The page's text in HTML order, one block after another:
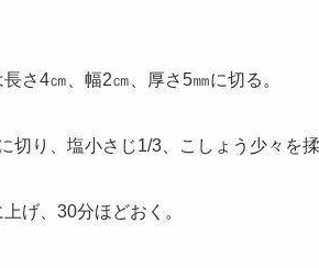
さ4㎝、幅2㎝、厚さ5㎜に切る。
切り、塩小さじ1/3、こしょう少々を揉
げ、30分ほどおく。